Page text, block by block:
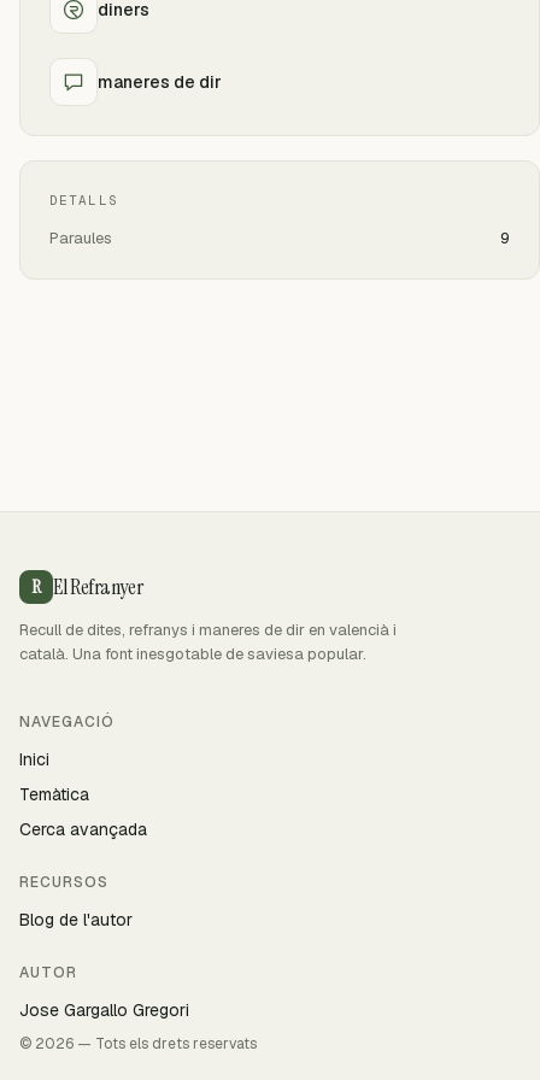
diners
maneres de dir
DETALLS
Paraules 9
R El Refranyer
Recull de dites, refranys i maneres de dir en valencià i
català. Una font inesgotable de saviesa popular.
NAVEGACIÓ
Inici
Temàtica
Cerca avançada
RECURSOS
Blog de l'autor
AUTOR
Jose Gargallo Gregori
© 2026 — Tots els drets reservats